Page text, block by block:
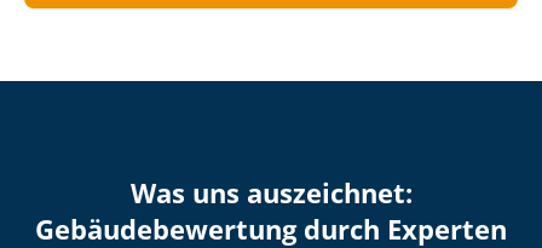
Was uns auszeichnet:
Ge­bäu­de­be­wer­tung durch Experten